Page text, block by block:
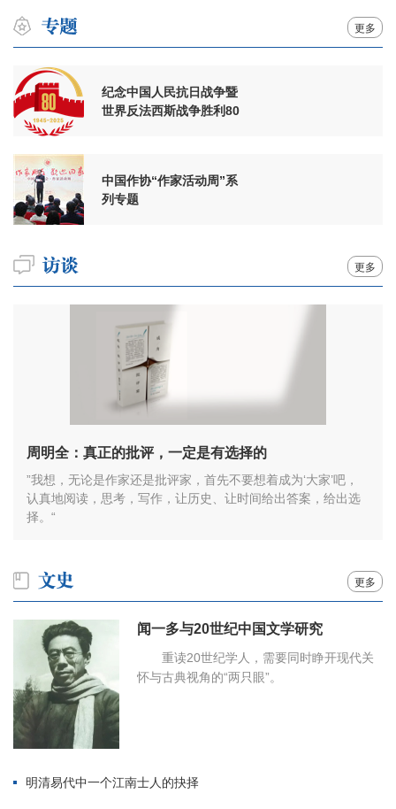
更多
纪念中国人民抗日战争暨
世界反法西斯战争胜利80
中国作协“作家活动周”系
列专题
更多
周明全：真正的批评，一定是有选择的
”我想，无论是作家还是批评家，首先不要想着成为‘大家’吧，
认真地阅读，思考，写作，让历史、让时间给出答案，给出选
择。“
更多
闻一多与20世纪中国文学研究
重读20世纪学人，需要同时睁开现代关
怀与古典视角的“两只眼”。
明清易代中一个江南士人的抉择